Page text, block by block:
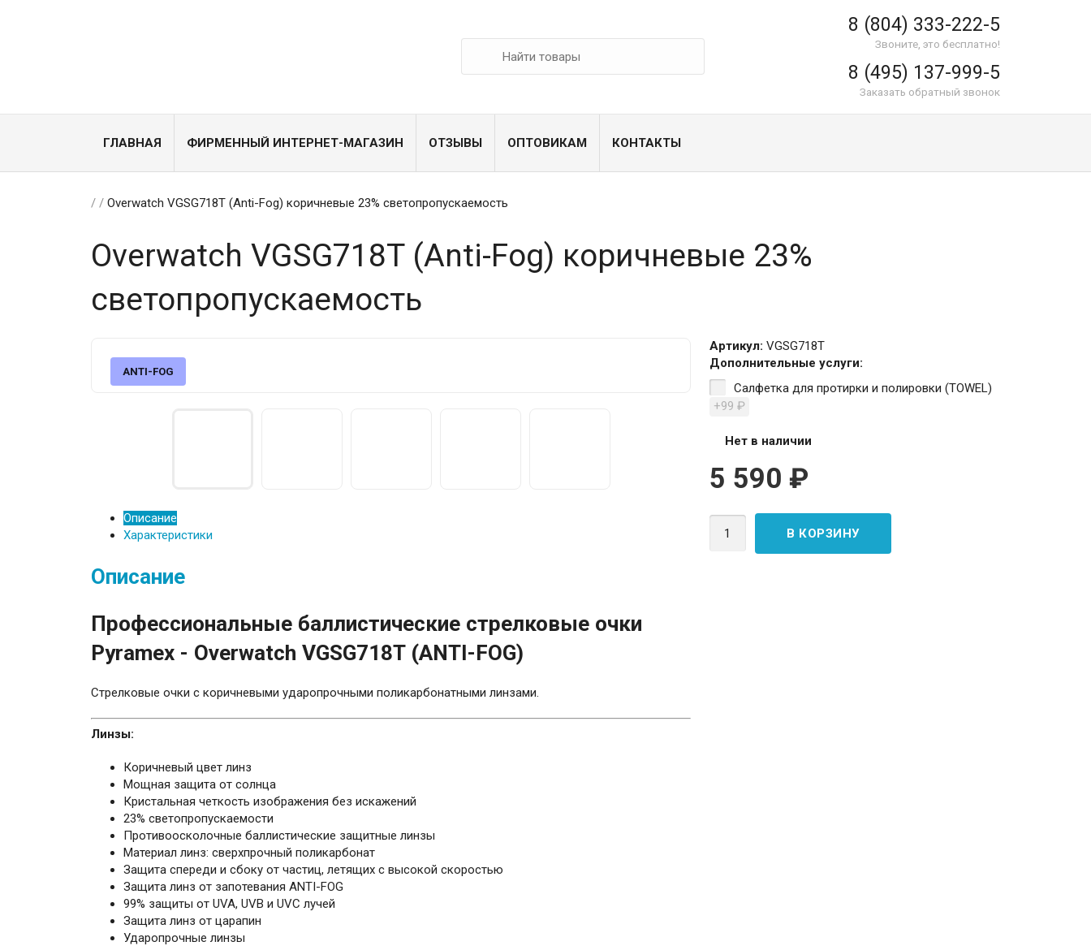
8 (804) 333-222-5
Звоните, это бесплатно!
8 (495) 137-999-5
Заказать обратный звонок
ГЛАВНАЯ ФИРМЕННЫЙ ИНТЕРНЕТ-МАГАЗИН ОТЗЫВЫ ОПТОВИКАМ КОНТАКТЫ
/ / Overwatch VGSG718T (Anti-Fog) коричневые 23% светопропускаемость
Overwatch VGSG718T (Anti-Fog) коричневые 23%
светопропускаемость
Артикул: VGSG718T
Дополнительные услуги:
Салфетка для протирки и полировки (TOWEL)
+99 ₽
Нет в наличии
5 590 ₽
ANTI-FOG
Описание
Характеристики
Описание
Профессиональные баллистические стрелковые очки
Pyramex - Overwatch VGSG718T (ANTI-FOG)
Стрелковые очки с коричневыми ударопрочными поликарбонатными линзами.
Линзы:
Коричневый цвет линз
Мощная защита от солнца
Кристальная четкость изображения без искажений
23% светопропускаемости
Противоосколочные баллистические защитные линзы
Материал линз: сверхпрочный поликарбонат
Защита спереди и сбоку от частиц, летящих с высокой скоростью
Защита линз от запотевания ANTI-FOG
99% защиты от UVA, UVB и UVC лучей
Защита линз от царапин
Ударопрочные линзы